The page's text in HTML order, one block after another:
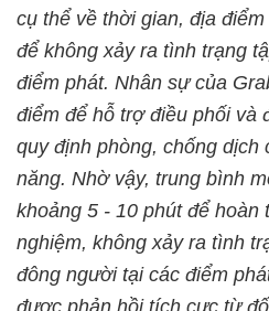
cụ thể về thời gian, địa
để không xảy ra tình trạng
điểm phát. Nhân sự của
điểm để hỗ trợ điều phối và
quy định phòng, chống dịch
năng. Nhờ vậy, trung bình
khoảng 5 - 10 phút để hoàn
nghiệm, không xảy ra tình
đông người tại các điểm